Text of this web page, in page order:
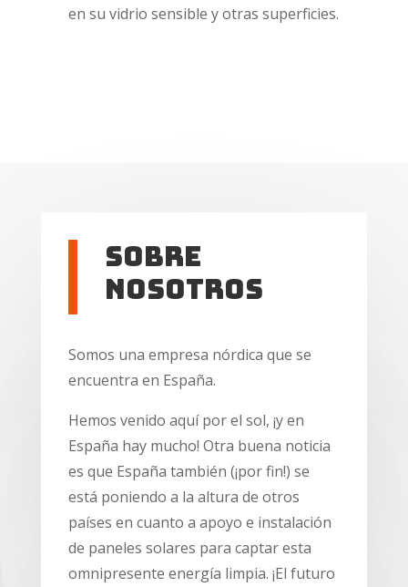
en su vidrio sensible y otras superficies.
Sobre
Nosotros
Somos una empresa nórdica que se
encuentra en España.
Hemos venido aquí por el sol, ¡y en
España hay mucho! Otra buena noticia
es que España también (¡por fin!) se
está poniendo a la altura de otros
países en cuanto a apoyo e instalación
de paneles solares para captar esta
omnipresente energía limpia. ¡El futuro